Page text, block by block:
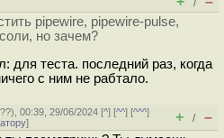
/
pipewire, pipewire-pulse,
но зачем?
для теста. последний раз, когда
с ним не рабтало.
??), 00:39, 29/06/2024 [^] [^^] [^^^]
] + / –